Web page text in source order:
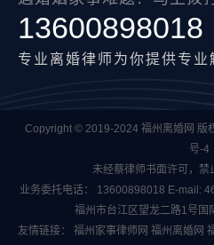
13600898018
专业离婚律师为你提供专业
Copyright © 2019-2024 福州离婚网 版
号-4
未经蔡律师书面许可，禁
业务委托电话： 13600898018 E-mail:
福州市台江区望龙二路1号国
友情链接： 福州家事律师网 福州离婚网